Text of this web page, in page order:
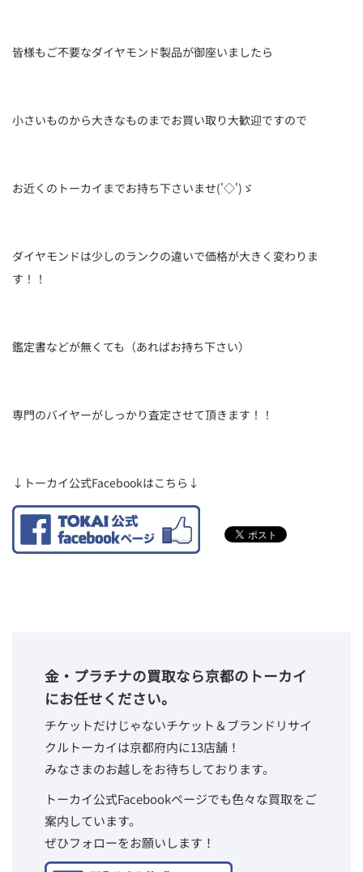
皆様もご不要なダイヤモンド製品が御座いましたら
小さいものから大きなものまでお買い取り大歓迎ですので
お近くのトーカイまでお持ち下さいませ('◇')ゞ
ダイヤモンドは少しのランクの違いで価格が大きく変わりま
す！！
鑑定書などが無くても（あればお持ち下さい）
専門のバイヤーがしっかり査定させて頂きます！！
↓トーカイ公式Facebookはこちら↓
金・プラチナの買取なら京都のトーカイ
にお任せください。
チケットだけじゃないチケット＆ブランドリサイ
クルトーカイは京都府内に13店舗！
みなさまのお越しをお待ちしております。
トーカイ公式Facebookページでも色々な買取をご
案内しています。
ぜひフォローをお願いします！